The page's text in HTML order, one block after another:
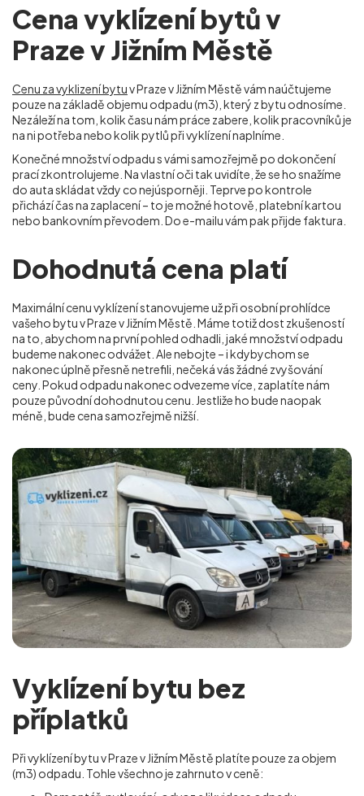
Cena vyklízení bytů v
Praze v Jižním Městě
Cenu za vyklizení bytuv Praze v Jižním Městě vám naúčtujeme
pouze na základě objemu odpadu (m3), který z bytu odnosíme.
Nezáleží na tom, kolik času nám práce zabere, kolik pracovníků je
na ni potřeba nebo kolik pytlů při vyklízení naplníme.
Konečné množství odpadu s vámi samozřejmě po dokončení
prací zkontrolujeme. Na vlastní oči tak uvidíte, že se ho snažíme
do auta skládat vždy co nejúsporněji. Teprve po kontrole
přichází čas na zaplacení – to je možné hotově, platební kartou
nebo bankovním převodem. Do e-mailu vám pak přijde faktura.
Dohodnutá cena platí
Maximální cenu vyklízení stanovujeme už při osobní prohlídce
vašeho bytu v Praze v Jižním Městě. Máme totiž dost zkušeností
na to, abychom na první pohled odhadli, jaké množství odpadu
budeme nakonec odvážet. Ale nebojte – i kdybychom se
nakonec úplně přesně netrefili, nečeká vás žádné zvyšování
ceny. Pokud odpadu nakonec odvezeme více, zaplatíte nám
pouze původní dohodnutou cenu. Jestliže ho bude naopak
méně, bude cena samozřejmě nižší.
Vyklízení bytu bez
příplatků
Při vyklízení bytu v Praze v Jižním Městě platíte pouze za objem
(m3) odpadu. Tohle všechno je zahrnuto v ceně: